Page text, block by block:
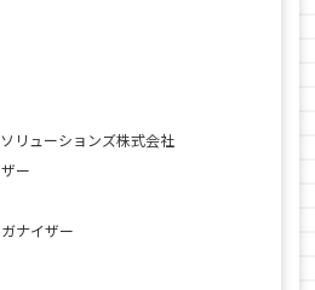
リューションズ株式会社
ー
ナイザー